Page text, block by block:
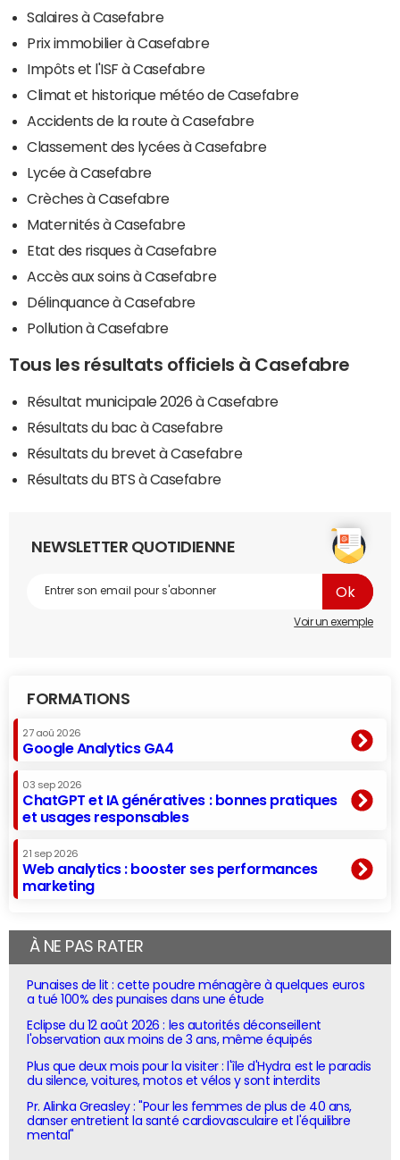
Salaires à Casefabre
Prix immobilier à Casefabre
Impôts et l'ISF à Casefabre
Climat et historique météo de Casefabre
Accidents de la route à Casefabre
Classement des lycées à Casefabre
Lycée à Casefabre
Crèches à Casefabre
Maternités à Casefabre
Etat des risques à Casefabre
Accès aux soins à Casefabre
Délinquance à Casefabre
Pollution à Casefabre
Tous les résultats officiels à Casefabre
Résultat municipale 2026 à Casefabre
Résultats du bac à Casefabre
Résultats du brevet à Casefabre
Résultats du BTS à Casefabre
NEWSLETTER QUOTIDIENNE
Voir un exemple
FORMATIONS
27 aoû 2026
Google Analytics GA4
03 sep 2026
ChatGPT et IA génératives : bonnes pratiques
et usages responsables
21 sep 2026
Web analytics : booster ses performances
marketing
À NE PAS RATER
Punaises de lit : cette poudre ménagère à quelques euros
a tué 100% des punaises dans une étude
Eclipse du 12 août 2026 : les autorités déconseillent
l'observation aux moins de 3 ans, même équipés
Plus que deux mois pour la visiter : l'île d'Hydra est le paradis
du silence, voitures, motos et vélos y sont interdits
Pr. Alinka Greasley : "Pour les femmes de plus de 40 ans,
danser entretient la santé cardiovasculaire et l'équilibre
mental"